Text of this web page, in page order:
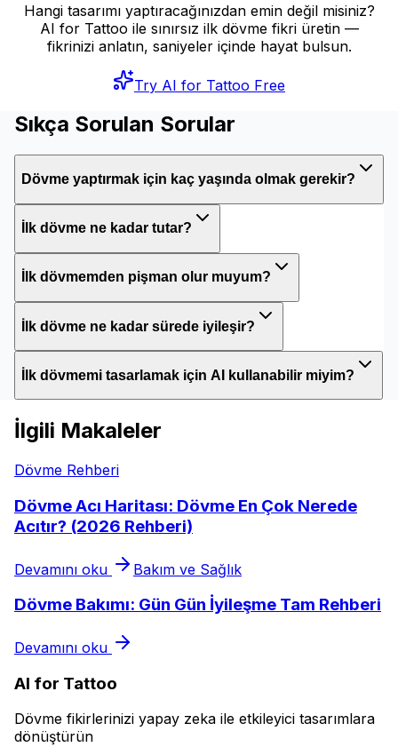
Hangi tasarımı yaptıracağınızdan emin değil misiniz?
AI for Tattoo ile sınırsız ilk dövme fikri üretin —
fikrinizi anlatın, saniyeler içinde hayat bulsun.
Try AI for Tattoo Free
Sıkça Sorulan Sorular
Dövme yaptırmak için kaç yaşında olmak gerekir?
İlk dövme ne kadar tutar?
İlk dövmemden pişman olur muyum?
İlk dövme ne kadar sürede iyileşir?
İlk dövmemi tasarlamak için AI kullanabilir miyim?
İlgili Makaleler
Dövme Rehberi
Dövme Acı Haritası: Dövme En Çok Nerede
Acıtır? (2026 Rehberi)
Devamını oku Bakım ve Sağlık
Dövme Bakımı: Gün Gün İyileşme Tam Rehberi
Devamını oku
AI for Tattoo
Dövme fikirlerinizi yapay zeka ile etkileyici tasarımlara
dönüştürün